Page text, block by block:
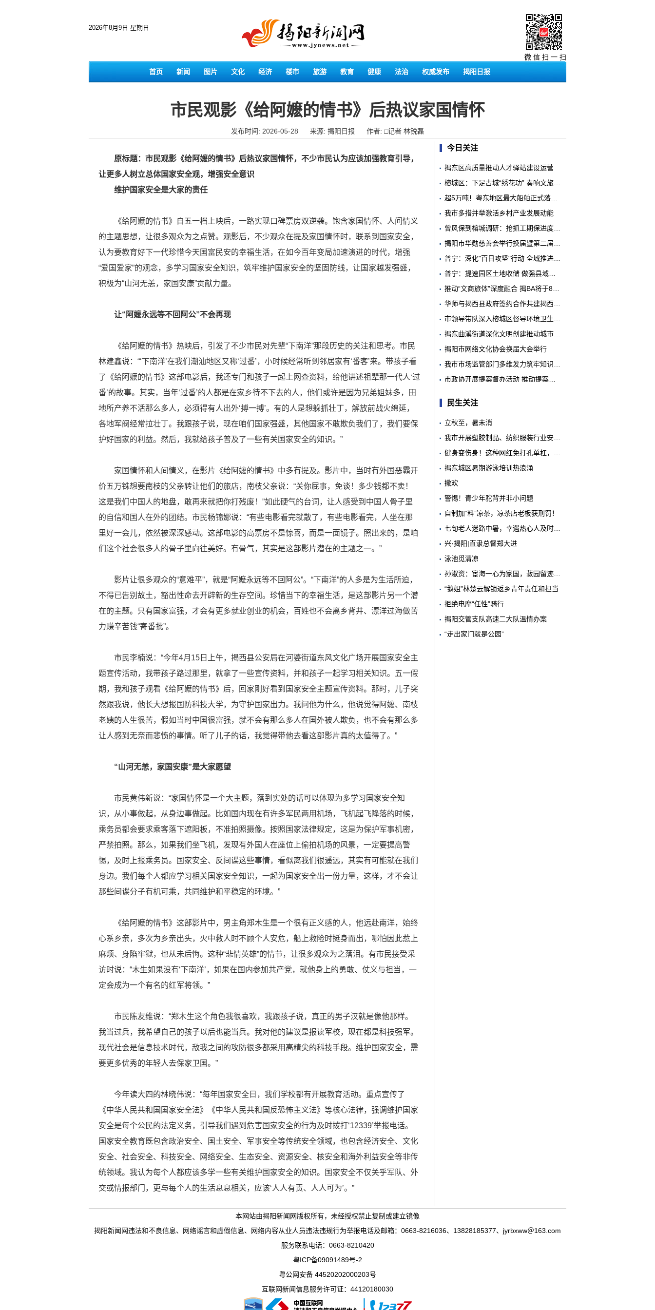
2026年8月9日 星期日
微 信 扫 一 扫
首页
新闻 图片 文化 经济 楼市 旅游 教育 健康 法治 权威发布 揭阳日报
市民观影《给阿嬷的情书》后热议家国情怀
发布时间: 2026-05-28 来源: 揭阳日报 作者: □记者 林锐磊
原标题：市民观影《给阿嬷的情书》后热议家国情怀，不少市民认为应该加强教育引导，
让更多人树立总体国家安全观，增强安全意识
维护国家安全是大家的责任
《给阿嬷的情书》自五一档上映后，一路实现口碑票房双逆袭。饱含家国情怀、人间情义
的主题思想，让很多观众为之点赞。观影后，不少观众在提及家国情怀时，联系到国家安全，
认为要教育好下一代珍惜今天国富民安的幸福生活，在如今百年变局加速演进的时代，增强
“爱国爱家”的观念，多学习国家安全知识，筑牢维护国家安全的坚固防线，让国家越发强盛，
积极为“山河无恙，家国安康”贡献力量。
让“阿嬷永远等不回阿公”不会再现
《给阿嬷的情书》热映后，引发了不少市民对先辈“下南洋”那段历史的关注和思考。市民
林建鑫说：“‘下南洋’在我们潮汕地区又称‘过番’，小时候经常听到邻居家有‘番客’来。带孩子看
了《给阿嬷的情书》这部电影后，我还专门和孩子一起上网查资料，给他讲述祖辈那一代人‘过
番’的故事。其实，当年‘过番’的人都是在家乡待不下去的人，他们或许是因为兄弟姐妹多，田
地所产养不活那么多人，必须得有人出外‘搏一搏’。有的人是想躲抓壮丁，解放前战火绵延，
各地军阀经常拉壮丁。我跟孩子说，现在咱们国家强盛，其他国家不敢欺负我们了，我们要保
护好国家的利益。然后，我就给孩子普及了一些有关国家安全的知识。”
家国情怀和人间情义，在影片《给阿嬷的情书》中多有提及。影片中，当时有外国恶霸开
价五万铢想要南枝的父亲转让他们的旅店，南枝父亲说：“关你屁事，免谈！多少钱都不卖！
这是我们中国人的地盘，敢再来就把你打残废！”如此硬气的台词，让人感受到中国人骨子里
的自信和国人在外的团结。市民杨锦娜说：“有些电影看完就散了，有些电影看完，人坐在那
里好一会儿，依然被深深感动。这部电影的高票房不是惊喜，而是一面镜子。照出来的，是咱
们这个社会很多人的骨子里向往美好。有骨气，其实是这部影片潜在的主题之一。”
影片让很多观众的“意难平”，就是“阿嬷永远等不回阿公”。“下南洋”的人多是为生活所迫，
不得已告别故土，豁出性命去开辟新的生存空间。珍惜当下的幸福生活，是这部影片另一个潜
在的主题。只有国家富强，才会有更多就业创业的机会，百姓也不会离乡背井、漂洋过海做苦
力赚辛苦钱“寄番批”。
市民李楠说：“今年4月15日上午，揭西县公安局在河婆街道东风文化广场开展国家安全主
题宣传活动，我带孩子路过那里，就拿了一些宣传资料，并和孩子一起学习相关知识。五一假
期，我和孩子观看《给阿嬷的情书》后，回家刚好看到国家安全主题宣传资料。那时，儿子突
然跟我说，他长大想报国防科技大学，为守护国家出力。我问他为什么，他说觉得阿嬷、南枝
老姨的人生很苦，假如当时中国很富强，就不会有那么多人在国外被人欺负，也不会有那么多
让人感到无奈而悲愤的事情。听了儿子的话，我觉得带他去看这部影片真的太值得了。”
“山河无恙，家国安康”是大家愿望
市民黄伟新说：“家国情怀是一个大主题，落到实处的话可以体现为多学习国家安全知
识，从小事做起，从身边事做起。比如国内现在有许多军民两用机场，飞机起飞降落的时候，
乘务员都会要求乘客落下遮阳板，不准拍照摄像。按照国家法律规定，这是为保护军事机密，
严禁拍照。那么，如果我们坐飞机，发现有外国人在座位上偷拍机场的风景，一定要提高警
惕，及时上报乘务员。国家安全、反间谍这些事情，看似离我们很遥远，其实有可能就在我们
身边。我们每个人都应学习相关国家安全知识，一起为国家安全出一份力量，这样，才不会让
那些间谍分子有机可乘，共同维护和平稳定的环境。”
《给阿嬷的情书》这部影片中，男主角郑木生是一个很有正义感的人，他远赴南洋，始终
心系乡亲，多次为乡亲出头，火中救人时不顾个人安危，船上救险时挺身而出，哪怕因此惹上
麻烦、身陷牢狱，也从未后悔。这种“悲情英雄”的情节，让很多观众为之落泪。有市民接受采
访时说：“木生如果没有‘下南洋’，如果在国内参加共产党，就他身上的勇敢、仗义与担当，一
定会成为一个有名的红军将领。”
市民陈友维说：“郑木生这个角色我很喜欢，我跟孩子说，真正的男子汉就是像他那样。
我当过兵，我希望自己的孩子以后也能当兵。我对他的建议是报读军校，现在都是科技强军。
现代社会是信息技术时代，敌我之间的攻防很多都采用高精尖的科技手段。维护国家安全，需
要更多优秀的年轻人去保家卫国。”
今年读大四的林晓伟说：“每年国家安全日，我们学校都有开展教育活动。重点宣传了
《中华人民共和国国家安全法》《中华人民共和国反恐怖主义法》等核心法律，强调维护国家
安全是每个公民的法定义务，引导我们遇到危害国家安全的行为及时拨打‘12339’举报电话。
国家安全教育既包含政治安全、国土安全、军事安全等传统安全领域，也包含经济安全、文化
安全、社会安全、科技安全、网络安全、生态安全、资源安全、核安全和海外利益安全等非传
统领域。我认为每个人都应该多学一些有关维护国家安全的知识。国家安全不仅关乎军队、外
交或情报部门，更与每个人的生活息息相关，应该‘人人有责、人人可为’。”
本网站由揭阳新闻网版权所有，未经授权禁止复制或建立镜像
揭阳新闻网违法和不良信息、网络谣言和虚假信息、网络内容从业人员违法违规行为举报电话及邮箱：0663-8216036、13828185377、jyrbxww＠163.com
服务联系电话：0663-8210420
粤ICP备09091489号-2
粤公网安备 44520202000203号
互联网新闻信息服务许可证：44120180030